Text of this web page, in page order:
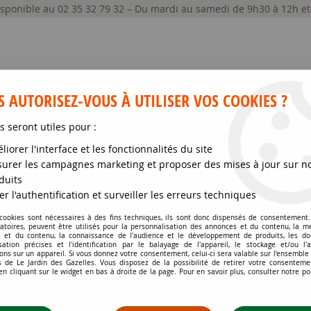
au 02 35 32 79 32 – Du mardi au samedi de 9h30 à 12h
GRAINES ET SEMENCES MATÉRIELS
>
AUBÉPINE
Soyez le premier à donner
AUTORISEZ-VOUS À UTILISER VOS COOKIES ?
seront utiles pour :
l'interface et les fonctionnalités du site
les campagnes marketing et proposer des mises à jour sur
l'authentification et surveiller les erreurs techniques
sont nécessaires à des fins techniques, ils sont donc dispensés de
peuvent être utilisés pour la personnalisation des annonces et du contenu, la
et du contenu, la connaissance de l'audience et le développement de produits, les
précises et l'identification par le balayage de l'appareil, le stockage et/ou
sur un appareil. Si vous donnez votre consentement, celui-ci sera valable sur l’ensemble
de Le Jardin des Gazelles. Vous disposez de la possibilité de retirer votre
cliquant sur le widget en bas à droite de la page. Pour en savoir plus, consulter notre